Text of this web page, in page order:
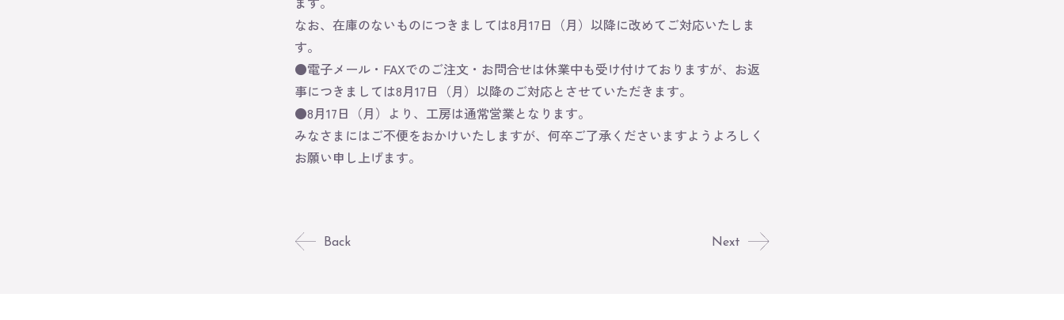
なお、在庫のないものにつきましては8月17日（月）以降に改めてご対応いたしま
す。
●電子メール・FAXでのご注文・お問合せは休業中も受け付けておりますが、お返
事につきましては8月17日（月）以降のご対応とさせていただきます。
●8月17日（月）より、工房は通常営業となります。
みなさまにはご不便をおかけいたしますが、何卒ご了承くださいますようよろしく
お願い申し上げます。
Back Next